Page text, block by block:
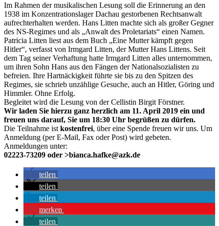
Im Rahmen der musikalischen Lesung soll die Erinnerung an den
1938 im Konzentrationslager Dachau gestorbenen Rechtsanwalt
aufrechterhalten werden. Hans Litten machte sich als großer Gegner
des NS-Regimes und als „Anwalt des Proletariats“ einen Namen.
Patricia Litten liest aus dem Buch „Eine Mutter kämpft gegen
Hitler“, verfasst von Irmgard Litten, der Mutter Hans Littens. Seit
dem Tag seiner Verhaftung hatte Irmgard Litten alles unternommen,
um ihren Sohn Hans aus den Fängen der Nationalsozialisten zu
befreien. Ihre Hartnäckigkeit führte sie bis zu den Spitzen des
Regimes, sie schrieb unzählige Gesuche, auch an Hitler, Göring und
Himmler. Ohne Erfolg.
Begleitet wird die Lesung von der Cellistin Birgit Förstner.
Wir laden Sie hierzu ganz herzlich am 11. April 2019 ein und
freuen uns darauf, Sie um 18:30 Uhr begrüßen zu dürfen.
Die Teilnahme ist kostenfrei, über eine Spende freuen wir uns. Um
Anmeldung (per E-Mail, Fax oder Post) wird gebeten.
Anmeldungen unter:
02223-73209 oder >bianca.hafke@azk.de
teilen
teilen
teilen
merken
teilen